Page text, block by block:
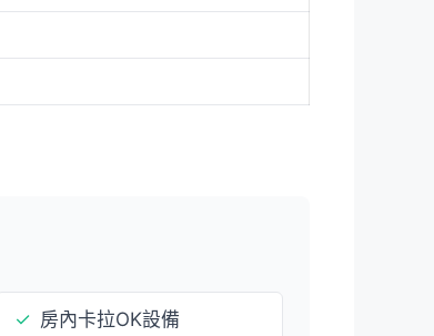
✓ 房內卡拉OK設備